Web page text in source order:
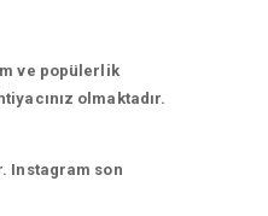
ve popülerlik
olmaktadır.
Instagram son